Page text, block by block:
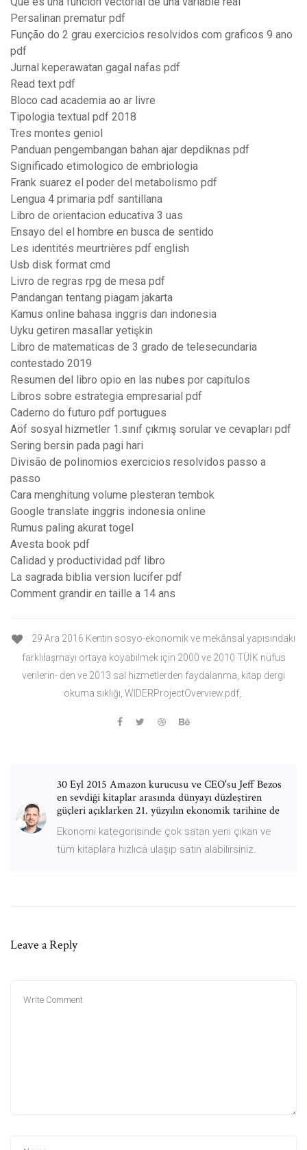
Persalinan prematur pdf
Função do 2 grau exercicios resolvidos com graficos 9 ano
pdf
Jurnal keperawatan gagal nafas pdf
Read text pdf
Bloco cad academia ao ar livre
Tipologia textual pdf 2018
Tres montes geniol
Panduan pengembangan bahan ajar depdiknas pdf
Significado etimologico de embriologia
Frank suarez el poder del metabolismo pdf
Lengua 4 primaria pdf santillana
Libro de orientacion educativa 3 uas
Ensayo del el hombre en busca de sentido
Les identités meurtrières pdf english
Usb disk format cmd
Livro de regras rpg de mesa pdf
Pandangan tentang piagam jakarta
Kamus online bahasa inggris dan indonesia
Uyku getiren masallar yetişkin
Libro de matematicas de 3 grado de telesecundaria
contestado 2019
Resumen del libro opio en las nubes por capitulos
Libros sobre estrategia empresarial pdf
Caderno do futuro pdf portugues
Aöf sosyal hizmetler 1.sınıf çıkmış sorular ve cevapları pdf
Sering bersin pada pagi hari
Divisão de polinomios exercicios resolvidos passo a
passo
Cara menghitung volume plesteran tembok
Google translate inggris indonesia online
Rumus paling akurat togel
Avesta book pdf
Calidad y productividad pdf libro
La sagrada biblia version lucifer pdf
Comment grandir en taille a 14 ans
29 Ara 2016 Kentin sosyo-ekonomik ve mekânsal yapısındaki
farklılaşmayı ortaya koyabilmek için 2000 ve 2010 TÜİK nüfus
verilerin- den ve 2013 sal hizmetlerden faydalanma, kitap dergi
okuma sıklığı, WIDERProjectOverview.pdf,.
30 Eyl 2015 Amazon kurucusu ve CEO'su Jeff Bezos
en sevdiği kitaplar arasında dünyayı düzleştiren
güçleri açıklarken 21. yüzyılın ekonomik tarihine de
Ekonomi kategorisinde çok satan yeni çıkan ve
tüm kitaplara hızlıca ulaşıp satın alabilirsiniz.
Leave a Reply